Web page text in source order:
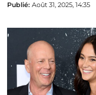
Publié: Août 31, 2025, 14:35